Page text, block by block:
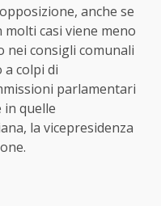
anche se
casi viene meno
nei consigli comunali
a colpi di
parlamentari
in quelle
la vicepresidenza